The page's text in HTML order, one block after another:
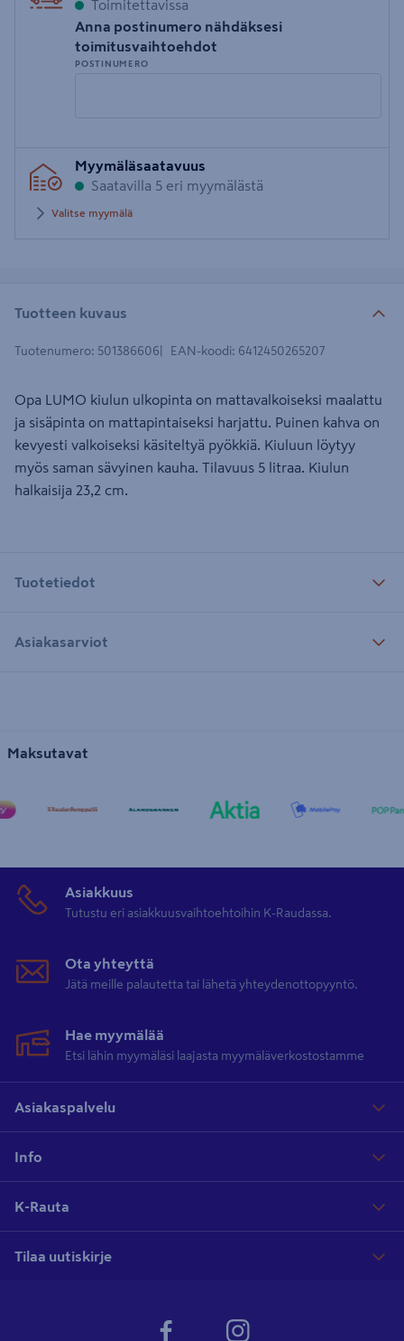
Toimitettavissa
Anna postinumero nähdäksesi
toimitusvaihtoehdot
POSTINUMERO
postinumero
Myymäläsaatavuus
Saatavilla 5 eri myymälästä
Valitse myymälä
Tuotteen kuvaus
Tuotenumero: 501386606 EAN-koodi: 6412450265207
Opa LUMO kiulun ulkopinta on mattavalkoiseksi maalattu
ja sisäpinta on mattapintaiseksi harjattu. Puinen kahva on
kevyesti valkoiseksi käsiteltyä pyökkiä. Kiuluun löytyy
myös saman sävyinen kauha. Tilavuus 5 litraa. Kiulun
halkaisija 23,2 cm.
Tuotetiedot
Asiakasarviot
Maksutavat
Asiakkuus
Tutustu eri asiakkuusvaihtoehtoihin K-Raudassa.
Ota yhteyttä
Jätä meille palautetta tai lähetä yhteydenottopyyntö.
Hae myymälää
Etsi lähin myymäläsi laajasta myymäläverkostostamme
Asiakaspalvelu
Info
K-Rauta
Tilaa uutiskirje